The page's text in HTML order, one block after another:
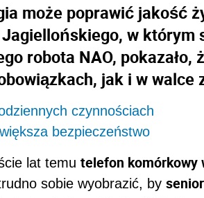
może poprawić jakość
w którym
robota NAO,
jak i w walce
czynnościach
bezpieczeństwo
lat temu telefon komórkowy
sobie wyobrazić, by